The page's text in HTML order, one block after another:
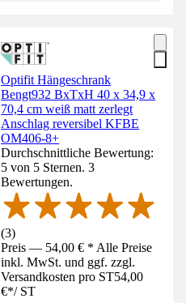
Optifit Hängeschrank
Bengt932 BxTxH 40 x 34,9 x
70,4 cm weiß matt zerlegt
Anschlag reversibel KFBE
OM406-8+
Durchschnittliche Bewertung:
5 von 5 Sternen. 3
Bewertungen.
(3)
Preis — 54,00 € * Alle Preise
inkl. MwSt. und ggf. zzgl.
Versandkosten pro ST54,00
€*/ ST